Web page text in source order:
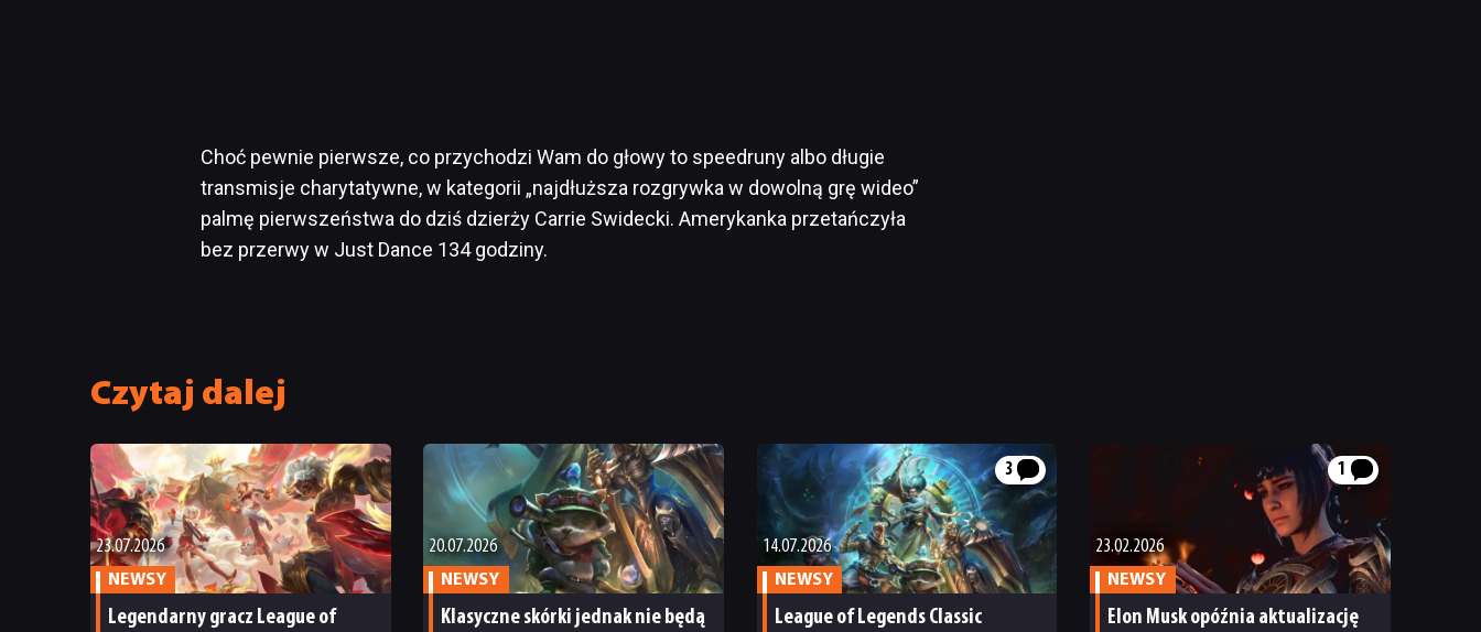
Choć pewnie pierwsze, co przychodzi Wam do głowy to speedruny albo długie
transmisje charytatywne, w kategorii „najdłuższa rozgrywka w dowolną grę wideo”
palmę pierwszeństwa do dziś dzierży Carrie Swidecki. Amerykanka przetańczyła
bez przerwy w Just Dance 134 godziny.
Czytaj dalej
23.07.2026
NEWSY
Legendarny gracz League of
20.07.2026
NEWSY
Klasyczne skórki jednak nie będą
3
14.07.2026
NEWSY
League of Legends Classic
1
23.02.2026
NEWSY
Elon Musk opóźnia aktualizację